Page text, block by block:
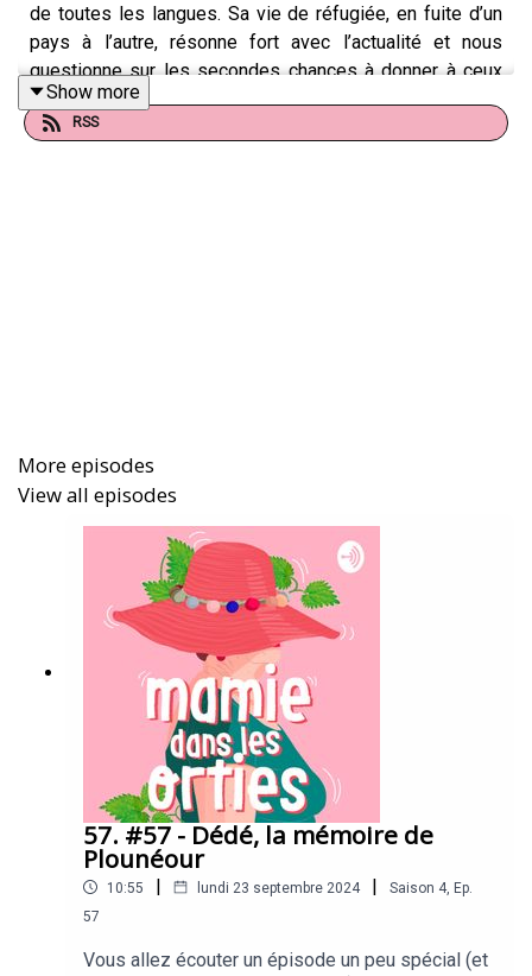
de toutes les langues. Sa vie de réfugiée, en fuite d’un
pays à l’autre, résonne fort avec l’actualité et nous
questionne sur les secondes chances à donner à ceux
qui doivent tout quitter pour recommencer ailleurs.
Ainsi donc, en 1953, Christa et ses parents quittent
est une preuve vivante de la résilience, de la force de la
vie et de la capacité humaine à repartir à zéro, dans des
pays dont on ne connaît pas la culture. Merci Christa pour
ton récit et l’envie de le partager.
Réalisation, montage et mixage : Marion de Boüard et
Héloïse Pierre
Identité sonore : Christopher Noble
Identité Visuelle : Jeanne Dufief
Show more
RSS
More episodes
View all episodes
57. #57 - Dédé, la mémoire de
Plounéour
10:55 | lundi 23 septembre 2024 | Saison 4, Ep.
57
Vous allez écouter un épisode un peu spécial (et